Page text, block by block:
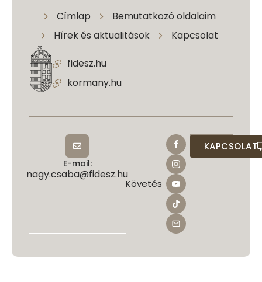
Címlap
Bemutatkozó oldalaim
Hírek és aktualitások
Kapcsolat
fidesz.hu
kormany.hu
E-mail:
nagy.csaba@fidesz.hu
Követés
KAPCSOLAT